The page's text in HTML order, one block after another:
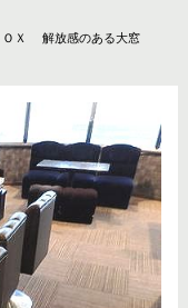
ＯＸ 解放感のある大窓